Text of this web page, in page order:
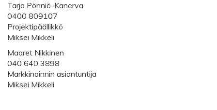
Tarja Pönniö-Kanerva
0400 809107
Projektipäällikkö
Miksei Mikkeli
Maaret Nikkinen
040 640 3898
Markkinoinnin asiantuntija
Miksei Mikkeli